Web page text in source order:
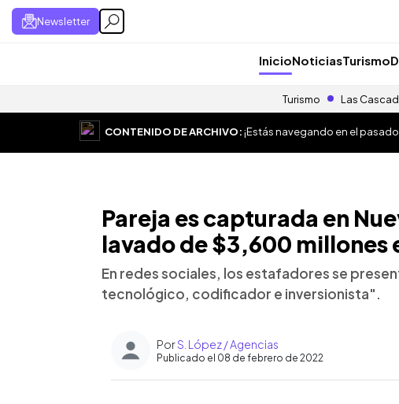
Newsletter
InicioNoticiasTurismo
Turismo Las
CONTENIDO DE ARCHIVO:¡Estás navegando en el
Pareja es capturada en
lavado de $3,600 millones
En redes sociales, los estafadores se
tecnológico, codificador e inversionista".
PorS. López / Agencias
Publicado el 08 de febrero de 2022